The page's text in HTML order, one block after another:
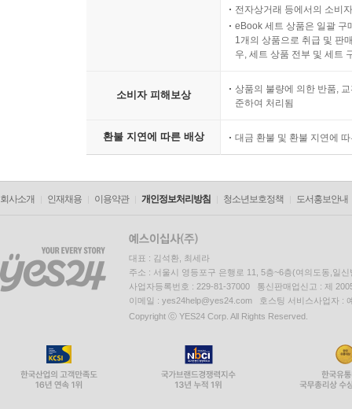
전자상거래 등에서의 소비
eBook 세트 상품은 일괄 구
1개의 상품으로 취급 및 판
우, 세트 상품 전부 및 세트
소비자 피해보상
상품의 불량에 의한 반품,
준하여 처리됨
환불 지연에 따른 배상 대금 환불 및 환불 지연에
회사소개 인재채용 이용약관 개인정보처리방침 청소년보호정책 도서홍보안내
대표 : 김석환, 최세라
주소 : 서울시 영등포구 은행로 11, 5층~6층(여의도동,일신
사업자등록번호 : 229-81-37000 통신판매업신고 : 제
이메일 : yes24help@yes24.com 호스팅 서비스사업자 :
Copyright ⓒ YES24 Corp. All Rights Reserved.